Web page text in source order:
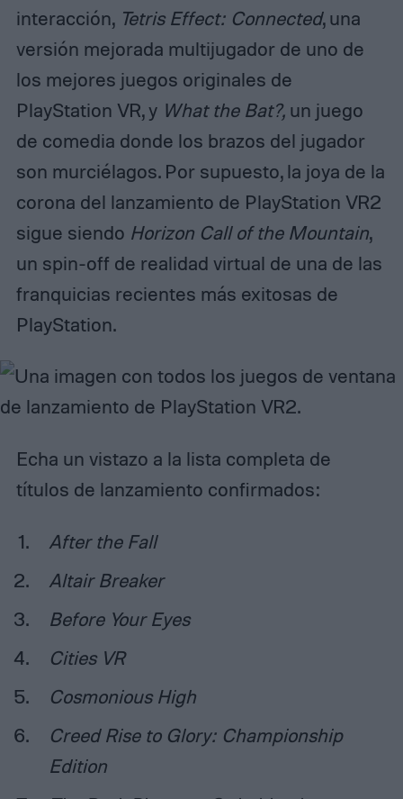
interacción, Tetris Effect: Connected, una
versión mejorada multijugador de uno de
los mejores juegos originales de
PlayStation VR, y What the Bat?,un juego
de comedia donde los brazos del jugador
son murciélagos. Por supuesto, la joya de la
corona del lanzamiento de PlayStation VR2
sigue siendo Horizon Call of the Mountain,
un spin-off de realidad virtual de una de las
franquicias recientes más exitosas de
PlayStation.
Echa un vistazo a la lista completa de
títulos de lanzamiento confirmados:
After the Fall
Altair Breaker
Before Your Eyes
Cities VR
Cosmonious High
Creed Rise to Glory: Championship
Edition